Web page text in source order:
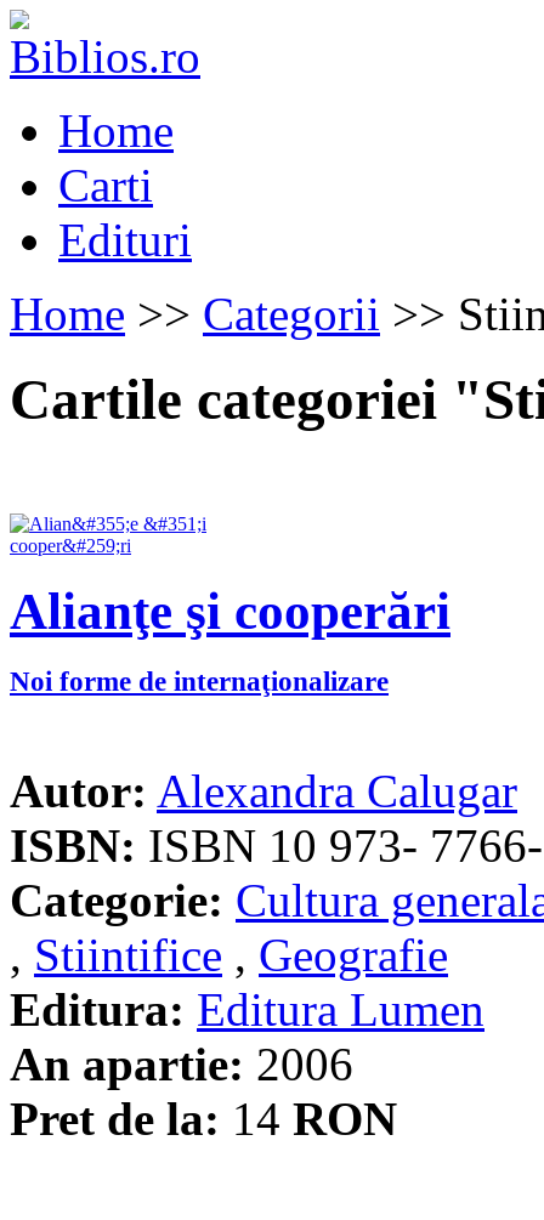
Home
Carti
Edituri
Home >> Categorii >>
Cartile categoriei
Alianţe şi cooperări
Noi forme de internaţionalizare
Autor: Alexandra Calugar
ISBN: ISBN 10 973-
Categorie: Cultura
, Stiintifice , Geografie
Editura: Editura Lumen
An apartie: 2006
Pret de la: 14 RON